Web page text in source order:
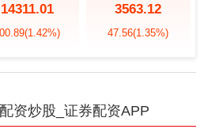
14311.01
(1.42%)
3563.12
47.56(1.35%)
资炒股_证券配资APP